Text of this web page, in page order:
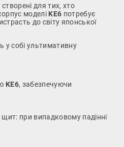
для тих, хто
моделі KE6 потребує
до світу японської
у собі ультимативну
KE6, забезпечуючи
щит: при випадковому падінні